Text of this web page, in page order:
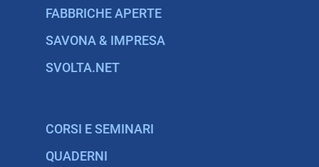
FABBRICHE APERTE
SAVONA & IMPRESA
SVOLTA.NET
CORSI E SEMINARI
QUADERNI